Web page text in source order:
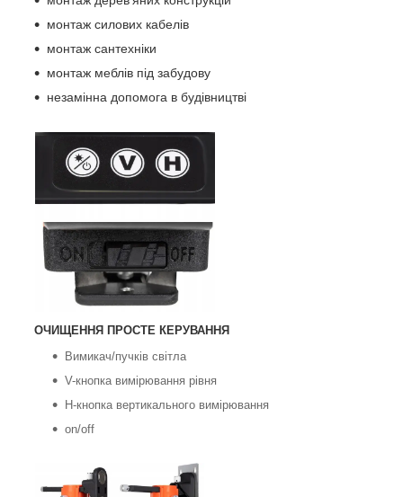
монтаж силових кабелів
монтаж сантехніки
монтаж меблів під забудову
незамінна допомога в будівництві
ОЧИЩЕННЯ ПРОСТЕ КЕРУВАННЯ
Вимикач/пучків світла
V-кнопка вимірювання рівня
H-кнопка вертикального вимірювання
on/off